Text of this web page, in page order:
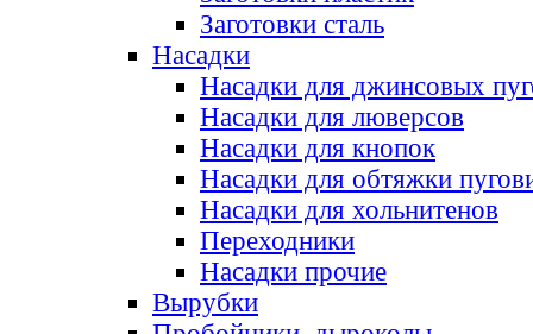
Заготовки сталь
Насадки
Насадки для джинсовых
Насадки для люверсов
Насадки для кнопок
Насадки для обтяжки
Насадки для хольнитенов
Переходники
Насадки прочие
Вырубки